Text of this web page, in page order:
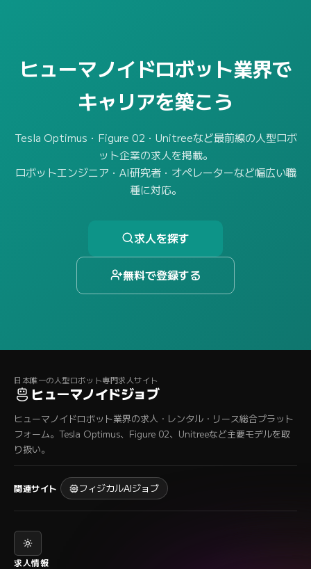
ヒューマノイドロボット業界で
キャリアを築こう
Tesla Optimus・Figure 02・Unitreeなど最前線の人型ロボ
ット企業の求人を掲載。
ロボットエンジニア・AI研究者・オペレーターなど幅広い職
種に対応。
求人を探す
無料で登録する
日本唯一の人型ロボット専門求人サイト
ヒューマノイドジョブ
ヒューマノイドロボット業界の求人・レンタル・リース総合プラット
フォーム。Tesla Optimus、Figure 02、Unitreeなど主要モデルを取
り扱い。
関連サイト フィジカルAIジョブ
求人情報